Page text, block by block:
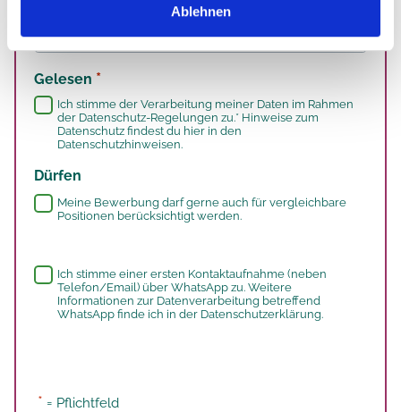
Ablehnen
Gelesen *
Ich stimme der Verarbeitung meiner Daten im Rahmen
der Datenschutz-Regelungen zu.* Hinweise zum
Datenschutz findest du hierin den
Datenschutzhinweisen.
Dürfen
Meine Bewerbung darf gerne auch für vergleichbare
Positionen berücksichtigt werden.
Whatsapp
Ich stimme einer ersten Kontaktaufnahme (neben
Telefon/Email) über WhatsApp zu. Weitere
Informationen zur Datenverarbeitung betreffend
WhatsApp finde ich in der Datenschutzerklärung.
* = Pflichtfeld